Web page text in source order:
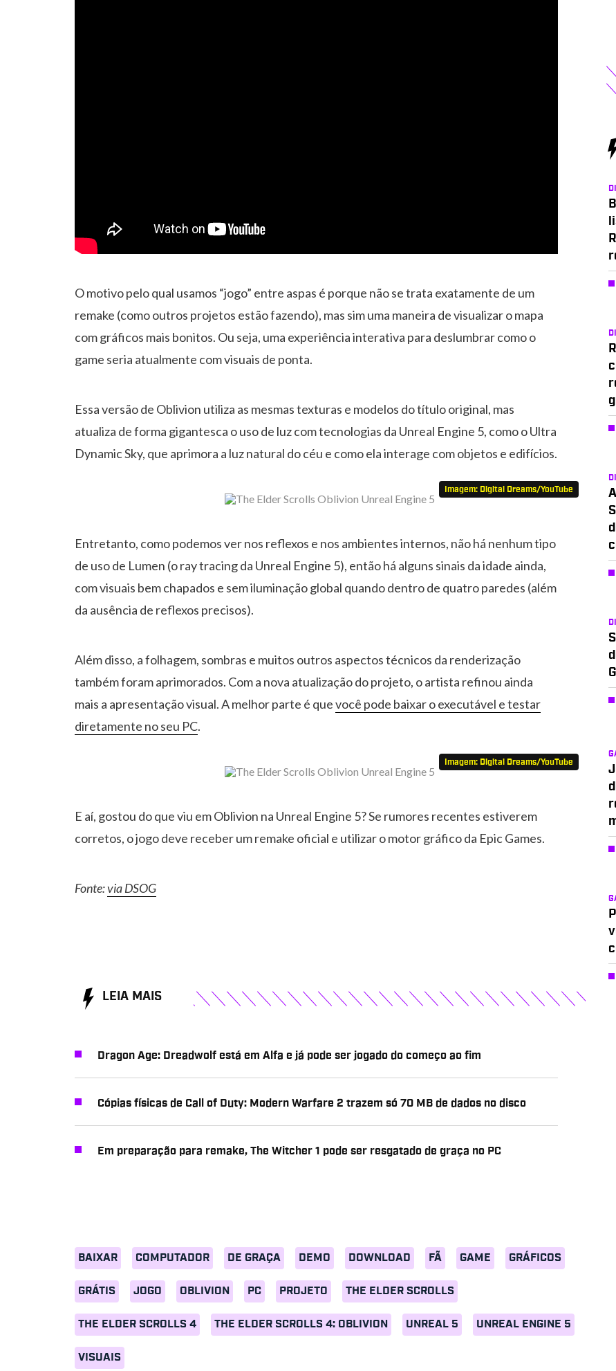
O motivo pelo qual usamos “jogo” entre aspas é porque não se trata exatamente de um
remake (como outros projetos estão fazendo), mas sim uma maneira de visualizar o mapa
com gráficos mais bonitos. Ou seja, uma experiência interativa para deslumbrar como o
game seria atualmente com visuais de ponta.
Essa versão de Oblivion utiliza as mesmas texturas e modelos do título original, mas
atualiza de forma gigantesca o uso de luz com tecnologias da Unreal Engine 5, como o Ultra
Dynamic Sky, que aprimora a luz natural do céu e como ela interage com objetos e edifícios.
Imagem: Digital Dreams/YouTube
Entretanto, como podemos ver nos reflexos e nos ambientes internos, não há nenhum tipo
de uso de Lumen (o ray tracing da Unreal Engine 5), então há alguns sinais da idade ainda,
com visuais bem chapados e sem iluminação global quando dentro de quatro paredes (além
da ausência de reflexos precisos).
Além disso, a folhagem, sombras e muitos outros aspectos técnicos da renderização
também foram aprimorados. Com a nova atualização do projeto, o artista refinou ainda
mais a apresentação visual. A melhor parte é quevocê pode baixar o executável e testar
diretamente no seu PC.
Imagem: Digital Dreams/YouTube
E aí, gostou do que viu em Oblivion na Unreal Engine 5? Se rumores recentes estiverem
corretos, o jogo deve receber um remake oficial e utilizar o motor gráfico da Epic Games.
Fonte:via DSOG
BAIXAR COMPUTADOR DE GRAÇA DEMO DOWNLOAD FÃ GAME GRÁFICOS
GRÁTIS JOGO OBLIVION PC PROJETO THE ELDER SCROLLS
THE ELDER SCROLLS 4 THE ELDER SCROLLS 4: OBLIVION UNREAL 5 UNREAL ENGINE 5
VISUAIS
LEIA MAIS
Dragon Age: Dreadwolf está em Alfa e já pode ser jogado do começo ao fim
Cópias físicas de Call of Duty: Modern Warfare 2 trazem só 70 MB de dados no disco
Em preparação para remake, The Witcher 1 pode ser resgatado de graça no PC